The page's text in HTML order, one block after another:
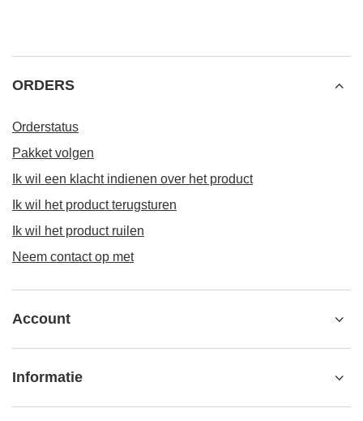
ORDERS
Orderstatus
Pakket volgen
Ik wil een klacht indienen over het product
Ik wil het product terugsturen
Ik wil het product ruilen
Neem contact op met
Account
Informatie